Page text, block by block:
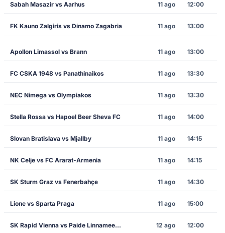
Sabah Masazir vs Aarhus 11 ago 12:00
FK Kauno Zalgiris vs Dinamo Zagabria 11 ago 13:00
Apollon Limassol vs Brann 11 ago 13:00
FC CSKA 1948 vs Panathinaikos 11 ago 13:30
NEC Nimega vs Olympiakos 11 ago 13:30
Stella Rossa vs Hapoel Beer Sheva FC 11 ago 14:00
Slovan Bratislava vs Mjallby 11 ago 14:15
NK Celje vs FC Ararat-Armenia 11 ago 14:15
SK Sturm Graz vs Fenerbahçe 11 ago 14:30
Lione vs Sparta Praga 11 ago 15:00
SK Rapid Vienna vs Paide Linnameeskond 12 ago 12:00